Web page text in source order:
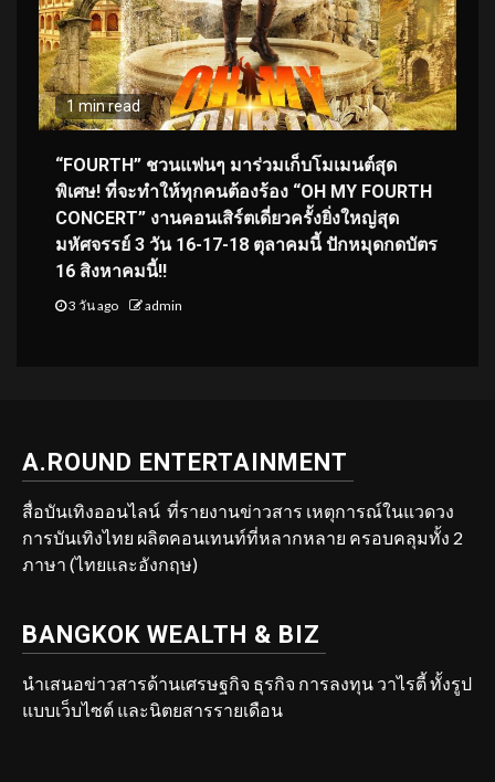
1 min read
“FOURTH” ชวนแฟนๆ มาร่วมเก็บโมเมนต์สุด
พิเศษ! ที่จะทำให้ทุกคนต้องร้อง “OH MY FOURTH
CONCERT” งานคอนเสิร์ตเดี่ยวครั้งยิ่งใหญ่สุด
มหัศจรรย์ 3 วัน 16-17-18 ตุลาคมนี้ ปักหมุดกดบัตร
16 สิงหาคมนี้!!
3 วัน ago admin
A.ROUND ENTERTAINMENT
สื่อบันเทิงออนไลน์ ที่รายงานข่าวสาร เหตุการณ์ในแวดวง
การบันเทิงไทย ผลิตคอนเทนท์ที่หลากหลาย ครอบคลุมทั้ง 2
ภาษา (ไทยและอังกฤษ)
BANGKOK WEALTH & BIZ
นำเสนอข่าวสารด้านเศรษฐกิจ ธุรกิจ การลงทุน วาไรตี้ ทั้งรูป
แบบเว็บไซต์ และนิตยสารรายเดือน